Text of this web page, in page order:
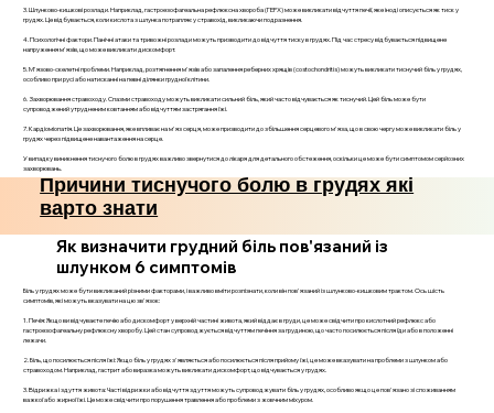
3. Шлунково-кишкові розлади. Наприклад, гастроезофагеальна рефлюксна хвороба (ГЕРХ) може викликати відчуття печії, яке іноді описується як тиск у
грудях. Це відбувається, коли кислота з шлунка потрапляє у стравохід, викликаючи подразнення.
4. Психологічні фактори. Панічні атаки та тривожні розлади можуть призводити до відчуття тиску в грудях. Під час стресу відбувається підвищене
напруження м'язів, що може викликати дискомфорт.
5. М'язово-скелетні проблеми. Наприклад, розтягнення м'язів або запалення реберних хрящів (costochondritis) можуть викликати тиснучий біль у грудях,
особливо при русі або натисканні на певні ділянки грудної клітини.
6. Захворювання стравоходу. Спазми стравоходу можуть викликати сильний біль, який часто відчувається як тиснучий. Цей біль може бути
супроводжений утрудненим ковтанням або відчуттям застрягання їжі.
7. Кардіоміопатія. Це захворювання, яке впливає на м'яз серця, може призводити до збільшення серцевого м'яза, що в свою чергу може викликати біль у
грудях через підвищене навантаження на серце.
У випадку виникнення тиснучого болю в грудях важливо звернутися до лікаря для детального обстеження, оскільки це може бути симптомом серйозних
захворювань.
Причини тиснучого болю в грудях які
варто знати
Як визначити грудний біль пов'язаний із
шлунком 6 симптомів
Біль у грудях може бути викликаний різними факторами, і важливо вміти розпізнати, коли він пов'язаний із шлунково-кишковим трактом. Ось шість
симптомів, які можуть вказувати на цю зв'язок:
1. Печія: Якщо ви відчуваєте печію або дискомфорт у верхній частині живота, який віддає в груди, це може свідчити про кислотний рефлюкс або
гастроезофагеальну рефлюксну хворобу. Цей стан супроводжується відчуттям печіння за грудиною, що часто посилюється після їди або в положенні
лежачи.
2. Біль, що посилюється після їжі: Якщо біль у грудях з'являється або посилюється після прийому їжі, це може вказувати на проблеми з шлунком або
стравоходом. Наприклад, гастрит або виразка можуть викликати дискомфорт, що відчувається у грудях.
3. Відрижка і здуття живота: Часті відрижки або відчуття здуття можуть супроводжувати біль у грудях, особливо якщо це пов'язано зі споживанням
важкої або жирної їжі. Це може свідчити про порушення травлення або проблеми з жовчним міхуром.